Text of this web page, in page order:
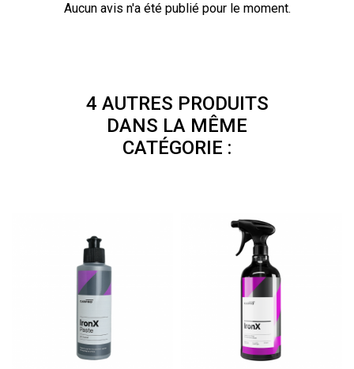
Aucun avis n'a été publié pour le moment.
4 AUTRES PRODUITS
DANS LA MÊME
CATÉGORIE :